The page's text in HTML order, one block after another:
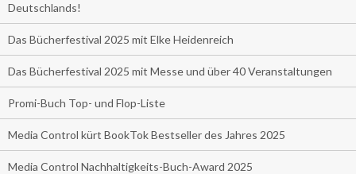
Deutschlands!
Das Bücherfestival 2025 mit Elke Heidenreich
Das Bücherfestival 2025 mit Messe und über 40 Veranstaltungen
Promi-Buch Top- und Flop-Liste
Media Control kürt BookTok Bestseller des Jahres 2025
Media Control Nachhaltigkeits-Buch-Award 2025